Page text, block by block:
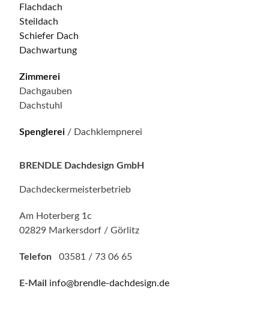
Flachdach
Steildach
Schiefer Dach
Dachwartung
Zimmerei
Dachgauben
Dachstuhl
Spenglerei / Dachklempnerei
BRENDLE Dachdesign GmbH
Dachdeckermeisterbetrieb
Am Hoterberg 1c
02829 Markersdorf / Görlitz
Telefon 03581 / 73 06 65
E-Mail info@brendle-dachdesign.de